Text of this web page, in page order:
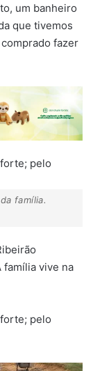
um banheiro
que tivemos
fazer
família.
família vive na